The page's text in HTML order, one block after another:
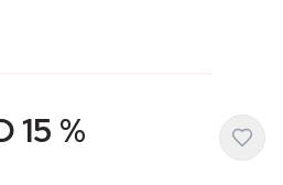
15 %